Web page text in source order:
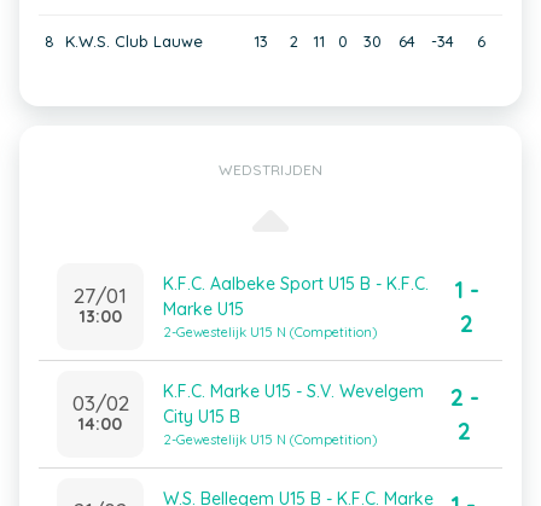
8 K.W.S. Club Lauwe 13 2 11 0 30 64 -34 6
WEDSTRIJDEN
27/01
13:00
K.F.C. Aalbeke Sport U15 B - K.F.C.
Marke U15
2-Gewestelijk U15 N (Competition)
1 -
2
03/02
14:00
K.F.C. Marke U15 - S.V. Wevelgem
City U15 B
2-Gewestelijk U15 N (Competition)
2 -
2
W.S. Bellegem U15 B - K.F.C. Marke